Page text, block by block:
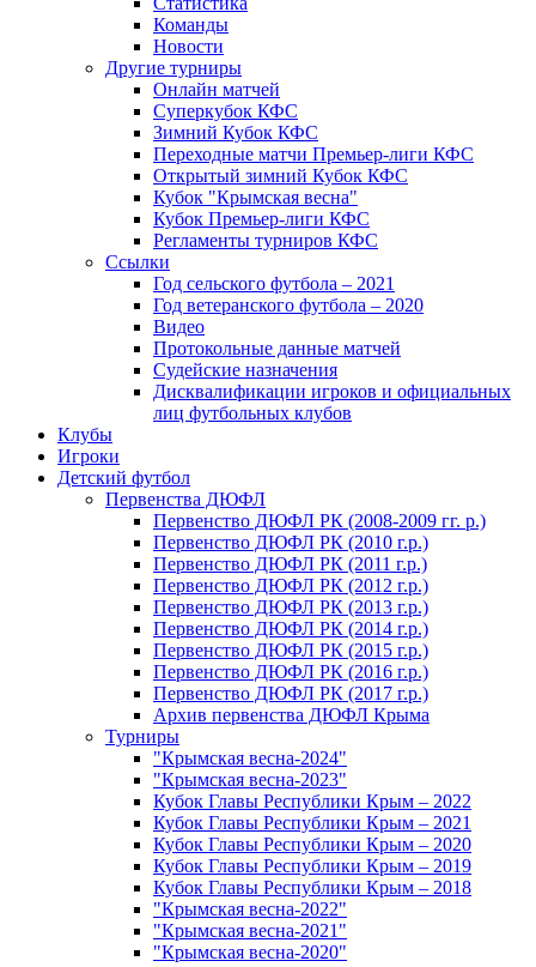
Команды
Новости
Другие турниры
Онлайн матчей
Суперкубок КФС
Зимний Кубок КФС
Переходные матчи Премьер-лиги КФС
Открытый зимний Кубок КФС
Кубок "Крымская весна"
Кубок Премьер-лиги КФС
Регламенты турниров КФС
Ссылки
Год сельского футбола – 2021
Год ветеранского футбола – 2020
Видео
Протокольные данные матчей
Судейские назначения
Дисквалификации игроков и официальных
лиц футбольных клубов
Клубы
Игроки
Детский футбол
Первенства ДЮФЛ
Первенство ДЮФЛ РК (2008-2009 гг. р.)
Первенство ДЮФЛ РК (2010 г.р.)
Первенство ДЮФЛ РК (2011 г.р.)
Первенство ДЮФЛ РК (2012 г.р.)
Первенство ДЮФЛ РК (2013 г.р.)
Первенство ДЮФЛ РК (2014 г.р.)
Первенство ДЮФЛ РК (2015 г.р.)
Первенство ДЮФЛ РК (2016 г.р.)
Первенство ДЮФЛ РК (2017 г.р.)
Архив первенства ДЮФЛ Крыма
Турниры
"Крымская весна-2024"
"Крымская весна-2023"
Кубок Главы Республики Крым – 2022
Кубок Главы Республики Крым – 2021
Кубок Главы Республики Крым – 2020
Кубок Главы Республики Крым – 2019
Кубок Главы Республики Крым – 2018
"Крымская весна-2022"
"Крымская весна-2021"
"Крымская весна-2020"